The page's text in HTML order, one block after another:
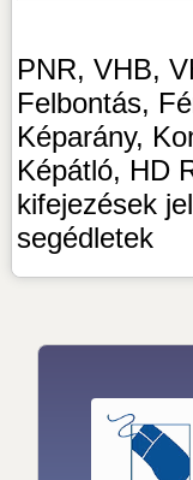
PNR, VHB,
Felbontás,
Képarány,
Képátló, HD
kifejezések
segédletek